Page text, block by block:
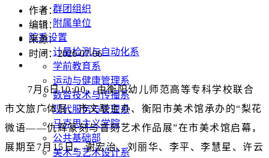
群团组织
附属单位
院系设置
计量检测与自动化系
学前教育系
运动与健康管理系
数智技术与传播系
现代服务与管理系
马克思主义学院
公共基础部
美术与艺术设计系
作者：
编辑：
来源：
时间：2026-07-06
7月6日10:00，由衡阳幼儿师范高等专科学校联合
市文旅广体局、市文联主办、衡阳市美术馆承办的“梨花
微语——仇辉篆刻与盲刻艺术作品展”在市美术馆启幕，
展期至7月15日。谢宏治、刘丽华、李平、李慧星、许云